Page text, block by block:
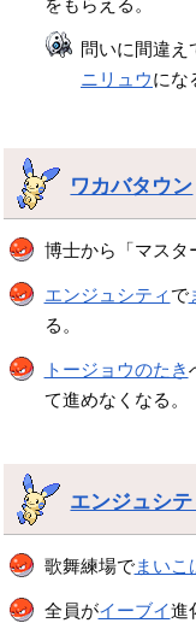
をもらえる。
問いに間違え
ニリュウにな
ワカバタウン
博士から「マスタ
エンジュシティ で
る。
トージョウのたき
て進めなくなる。
エンジュシテ
歌舞練場でまいこ
全員がイーブイ進